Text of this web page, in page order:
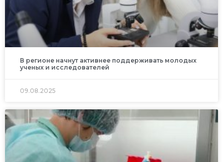
В регионе начнут активнее поддерживать молодых
ученых и исследователей
09.08.2025